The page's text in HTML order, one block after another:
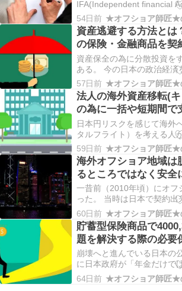
なのだろうか？
IFA(Independent financial
代理店を介して契約を行う
代理店として契約時の手続
の後のアフターサポートま
るので、IFAの選定…
54日前
資産逃避する方法とは
の保険・金融商品を契
がらキャピタルフライ
する人もいる！
資産保全の為に分散投資を
ある。 今の日本の政治経
余裕資金を置いておくこと
為、単なる分散投資ではな
う事を考える必要性がある
ら国際分散投資を行う方法
融商品を活…
57日前
法人の海外資産移転(
の為に一括や短期間で
るオフショア籍の保険
融商品はある？
日本円リスクを感じて海外
タルフライト）を考える人
問題は個人だけでなく法人
本国内に余裕資金を内部留
ば、海外への資産移転を考
か？ なるべく早く資産移転
ど短期間で…
59日前
海外オフショア地域は
るところではなく安全
運用を行う場所！金融
産移転する人も多い！
一昔前（2010年頃）にオフ
った。 当時は日本で契約
港に渡航して金融商品を契
約して香港で投資するから
話をする人もいたが、そう
ば、そうした場所でもない
CRS（Common…
60日前
貯蓄型保険商品で
題を解決する際の必要
ミュレーション！サン
間利回り6～7％！
崩壊へと進んでいる日本の
に日本政府が「年金だけで
万円が不足する。」と公表
融庁の金融審議会「市場ワ
64日前